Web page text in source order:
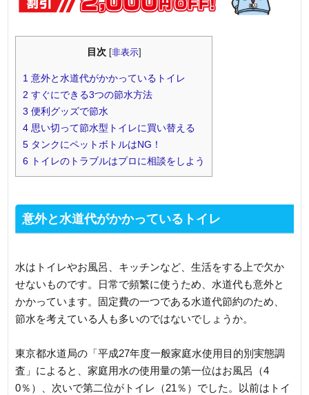
目次 [非表示]
1 意外と水道代がかかっているトイレ
2 すぐにできる3つの節水方法
3 便利グッズで節水
4 思い切って節水型トイレに買い替える
5 タンクにペットボトルはNG！
6 トイレのトラブルはプロに相談をしよう
意外と水道代がかかっているトイレ
水はトイレやお風呂、キッチンなど、生活をする上で欠か
せないものです。日常で頻繁に使うため、水道代も意外と
かかっています。固定費の一つである水道代節約のため、
節水を考えている人も多いのではないでしょうか。
東京都水道局の「平成27年度一般家庭水使用目的別実態調
査」によると、家庭用水の使用量の第一位はお風呂（4
0％）、次いで第二位がトイレ（21％）でした。以前はトイ